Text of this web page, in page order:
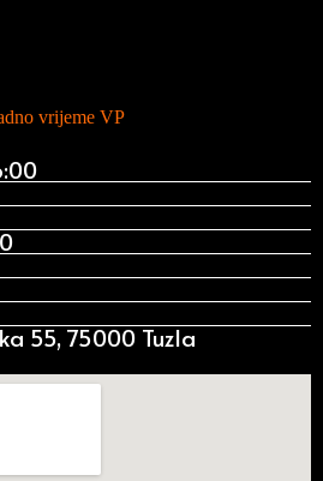
vrijeme VP
55, 75000 Tuzla